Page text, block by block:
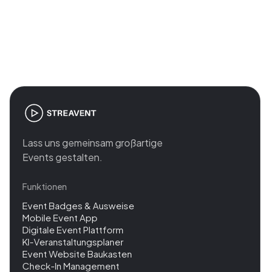
Lass uns gemeinsam großartige
Events gestalten.
Funktionen
Event Badges & Ausweise
Mobile Event App
Digitale Event Plattform
KI-Veranstaltungsplaner
Event Website Baukasten
Check-In Management